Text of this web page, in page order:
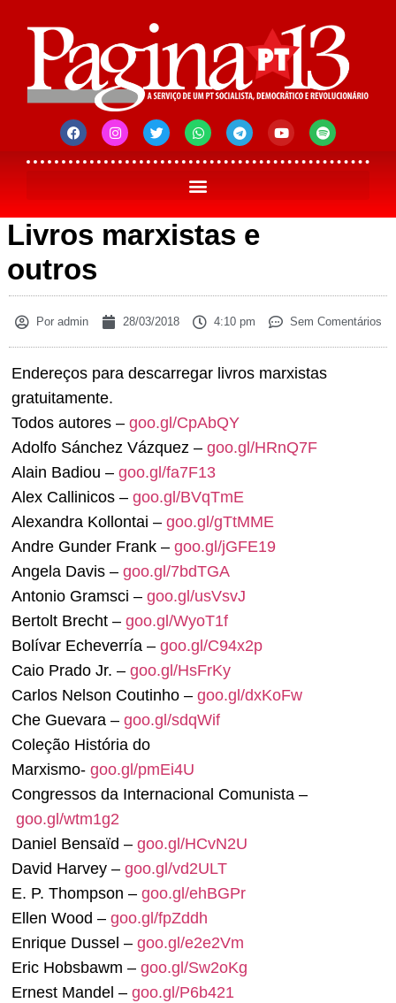
Livros marxistas e
outros
Poradmin 28/03/2018 4:10 pm Sem Comentários
Endereços para descarregar livros marxistas
gratuitamente.
Todos autores – goo.gl/CpAbQY
Adolfo Sánchez Vázquez – goo.gl/HRnQ7F
Alain Badiou – goo.gl/fa7F13
Alex Callinicos – goo.gl/BVqTmE
Alexandra Kollontai – goo.gl/gTtMME
Andre Gunder Frank – goo.gl/jGFE19
Angela Davis – goo.gl/7bdTGA
Antonio Gramsci – goo.gl/usVsvJ
Bertolt Brecht – goo.gl/WyoT1f
Bolívar Echeverría – goo.gl/C94x2p
Caio Prado Jr. – goo.gl/HsFrKy
Carlos Nelson Coutinho – goo.gl/dxKoFw
Che Guevara – goo.gl/sdqWif
Coleção História do
Marxismo- goo.gl/pmEi4U
Congressos da Internacional Comunista –
goo.gl/wtm1g2
Daniel Bensaïd – goo.gl/HCvN2U
David Harvey – goo.gl/vd2ULT
E. P. Thompson – goo.gl/ehBGPr
Ellen Wood – goo.gl/fpZddh
Enrique Dussel – goo.gl/e2e2Vm
Eric Hobsbawm – goo.gl/Sw2oKg
Ernest Mandel – goo.gl/P6b421